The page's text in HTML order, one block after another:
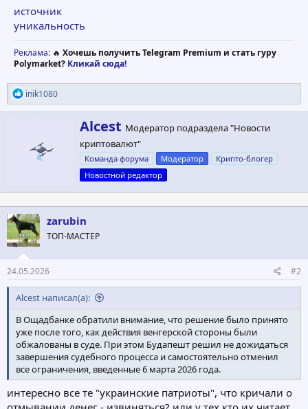
источник
уникальность
Реклама: 🔥 Хочешь получить Telegram Premium и стать гуру
Polymarket? Кликай сюда!
Р
е
а
и
inik1080
А
в
т
р
Alcest Модератор подраздела "Новости
криптовалют"
Команда форума Модератор
Крипто-блогер
Новостной редактор
zarubin
ТОП-МАСТЕР
24.05.2026 #2
Alcest написал(а):
В Ощадбанке обратили внимание, что решение было принято
уже после того, как действия венгерской стороны были
обжалованы в суде. При этом Будапешт решил не дожидаться
завершения судебного процесса и самостоятельно отменил
все ограничения, введенные 6 марта 2026 года.
интересно все те "украинские патриоты", что кричали о